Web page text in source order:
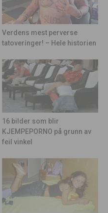
Verdens mest perverse
tatoveringer! – Hele historien
16 bilder som blir
KJEMPEPORNO på grunn av
feil vinkel